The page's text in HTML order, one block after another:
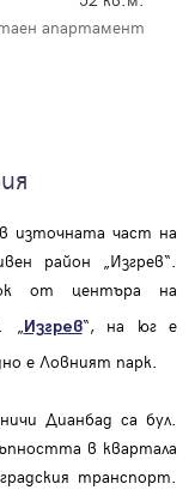
апартамент
източната част на
район „Изгрев“.
от центъра на
„Изгрев“, на юг е
е Ловният парк.
Дианбад са бул.
в квартала
транспорт.